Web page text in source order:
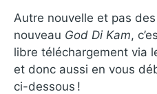
Autre nouvelle et pas
nouveau God Di Kam,
libre téléchargement via
et donc aussi en vous
ci-dessous !